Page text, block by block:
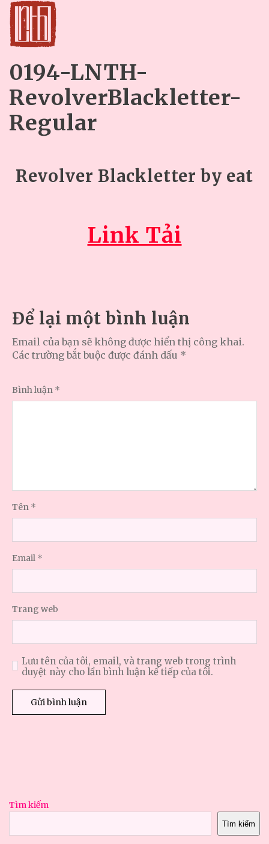
0194-LNTH-
RevolverBlackletter-
Regular
Revolver Blackletter by eat
Link Tải
Để lại một bình luận
Email của bạn sẽ không được hiển thị công khai.
Các trường bắt buộc được đánh dấu *
Bình luận *
Tên *
Email *
Trang web
Lưu tên của tôi, email, và trang web trong trình
duyệt này cho lần bình luận kế tiếp của tôi.
Tìm kiếm
Tìm kiếm